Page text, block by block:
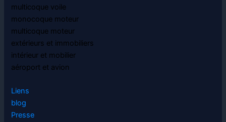
multicoque voile
monocoque moteur
multicoque moteur
extérieurs et immobiliers
intérieur et mobilier
aéroport et avion
Liens
blog
Presse